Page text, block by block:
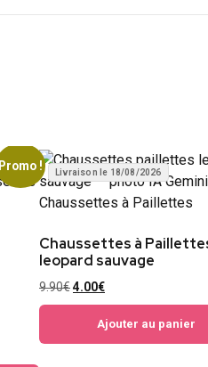
Promo !
Chaussettes à
leopard sauvage
9.90€4.00€
Ajouter au panier
Livraison le 18/08/2026